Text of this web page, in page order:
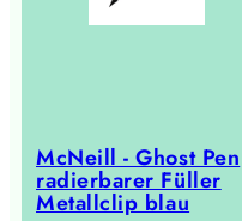
McNeill - Ghost Pen
radierbarer Füller
Metallclip blau